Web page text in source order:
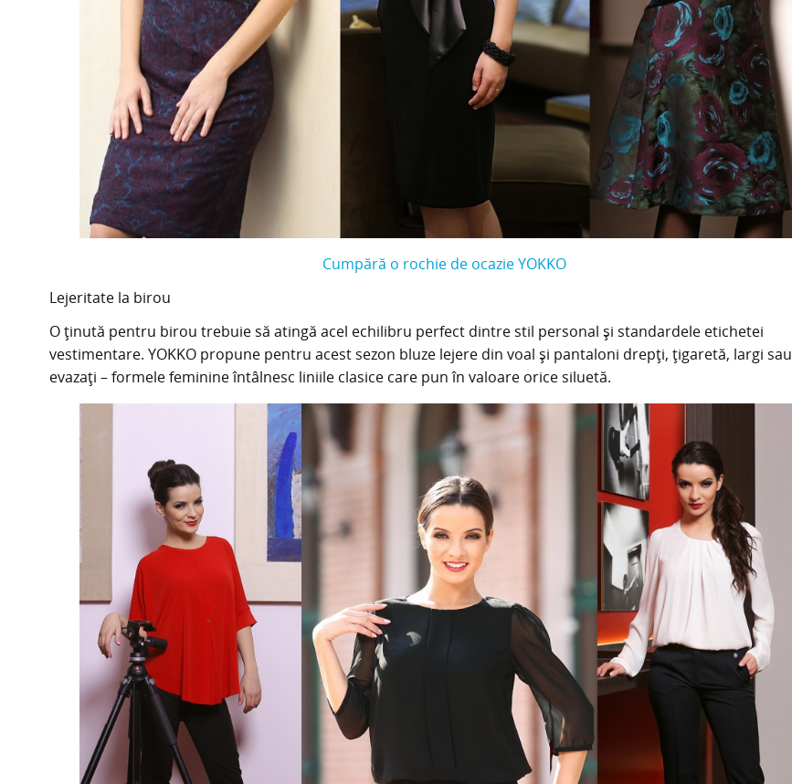
Cumpără o rochie de ocazie YOKKO
Lejeritate la birou
O ținută pentru birou trebuie să atingă acel echilibru perfect dintre stil personal și standardele etichetei
vestimentare. YOKKO propune pentru acest sezon bluze lejere din voal și pantaloni drepți, țigaretă, largi sau
evazați – formele feminine întâlnesc liniile clasice care pun în valoare orice siluetă.